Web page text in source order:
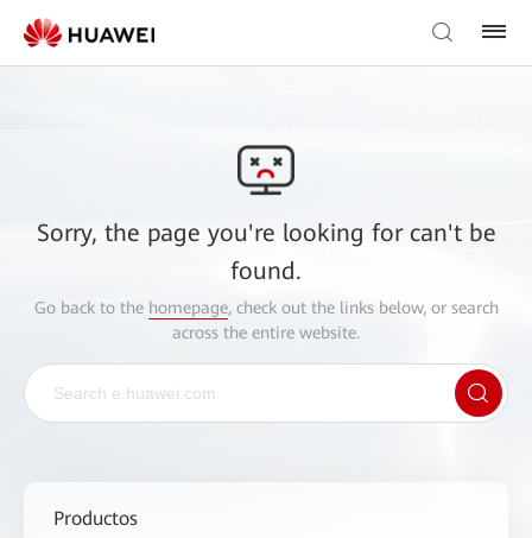
Sorry, the page you're looking for can't be
found.
Go back to the homepage, check out the links below, or search
across the entire website.
Productos